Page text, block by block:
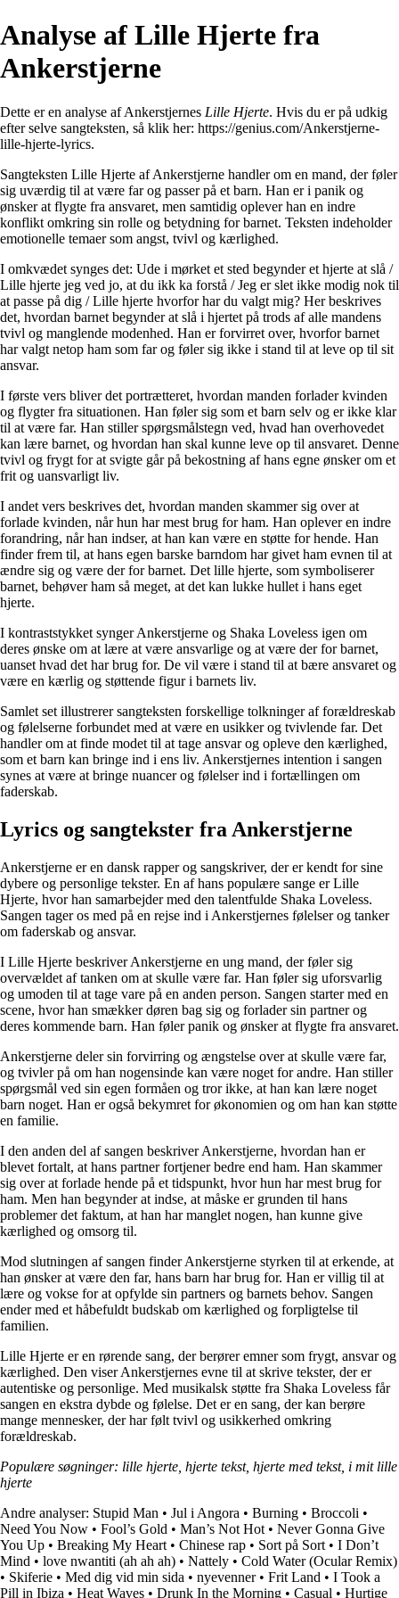
Analyse af Lille Hjerte fra
Ankerstjerne
Dette er en analyse af Ankerstjernes Lille Hjerte. Hvis du er på udkig
efter selve sangteksten, så klik her: https://genius.com/Ankerstjerne-
lille-hjerte-lyrics.
Sangteksten Lille Hjerte af Ankerstjerne handler om en mand, der føler
sig uværdig til at være far og passer på et barn. Han er i panik og
ønsker at flygte fra ansvaret, men samtidig oplever han en indre
konflikt omkring sin rolle og betydning for barnet. Teksten indeholder
emotionelle temaer som angst, tvivl og kærlighed.
I omkvædet synges det: Ude i mørket et sted begynder et hjerte at slå /
Lille hjerte jeg ved jo, at du ikk ka forstå / Jeg er slet ikke modig nok til
at passe på dig / Lille hjerte hvorfor har du valgt mig? Her beskrives
det, hvordan barnet begynder at slå i hjertet på trods af alle mandens
tvivl og manglende modenhed. Han er forvirret over, hvorfor barnet
har valgt netop ham som far og føler sig ikke i stand til at leve op til sit
ansvar.
I første vers bliver det portrætteret, hvordan manden forlader kvinden
og flygter fra situationen. Han føler sig som et barn selv og er ikke klar
til at være far. Han stiller spørgsmålstegn ved, hvad han overhovedet
kan lære barnet, og hvordan han skal kunne leve op til ansvaret. Denne
tvivl og frygt for at svigte går på bekostning af hans egne ønsker om et
frit og uansvarligt liv.
I andet vers beskrives det, hvordan manden skammer sig over at
forlade kvinden, når hun har mest brug for ham. Han oplever en indre
forandring, når han indser, at han kan være en støtte for hende. Han
finder frem til, at hans egen barske barndom har givet ham evnen til at
ændre sig og være der for barnet. Det lille hjerte, som symboliserer
barnet, behøver ham så meget, at det kan lukke hullet i hans eget
hjerte.
I kontraststykket synger Ankerstjerne og Shaka Loveless igen om
deres ønske om at lære at være ansvarlige og at være der for barnet,
uanset hvad det har brug for. De vil være i stand til at bære ansvaret og
være en kærlig og støttende figur i barnets liv.
Samlet set illustrerer sangteksten forskellige tolkninger af forældreskab
og følelserne forbundet med at være en usikker og tvivlende far. Det
handler om at finde modet til at tage ansvar og opleve den kærlighed,
som et barn kan bringe ind i ens liv. Ankerstjernes intention i sangen
synes at være at bringe nuancer og følelser ind i fortællingen om
faderskab.
Lyrics og sangtekster fra Ankerstjerne
Ankerstjerne er en dansk rapper og sangskriver, der er kendt for sine
dybere og personlige tekster. En af hans populære sange er Lille
Hjerte, hvor han samarbejder med den talentfulde Shaka Loveless.
Sangen tager os med på en rejse ind i Ankerstjernes følelser og tanker
om faderskab og ansvar.
I Lille Hjerte beskriver Ankerstjerne en ung mand, der føler sig
overvældet af tanken om at skulle være far. Han føler sig uforsvarlig
og umoden til at tage vare på en anden person. Sangen starter med en
scene, hvor han smækker døren bag sig og forlader sin partner og
deres kommende barn. Han føler panik og ønsker at flygte fra ansvaret.
Ankerstjerne deler sin forvirring og ængstelse over at skulle være far,
og tvivler på om han nogensinde kan være noget for andre. Han stiller
spørgsmål ved sin egen formåen og tror ikke, at han kan lære noget
barn noget. Han er også bekymret for økonomien og om han kan støtte
en familie.
I den anden del af sangen beskriver Ankerstjerne, hvordan han er
blevet fortalt, at hans partner fortjener bedre end ham. Han skammer
sig over at forlade hende på et tidspunkt, hvor hun har mest brug for
ham. Men han begynder at indse, at måske er grunden til hans
problemer det faktum, at han har manglet nogen, han kunne give
kærlighed og omsorg til.
Mod slutningen af sangen finder Ankerstjerne styrken til at erkende, at
han ønsker at være den far, hans barn har brug for. Han er villig til at
lære og vokse for at opfylde sin partners og barnets behov. Sangen
ender med et håbefuldt budskab om kærlighed og forpligtelse til
familien.
Lille Hjerte er en rørende sang, der berører emner som frygt, ansvar og
kærlighed. Den viser Ankerstjernes evne til at skrive tekster, der er
autentiske og personlige. Med musikalsk støtte fra Shaka Loveless får
sangen en ekstra dybde og følelse. Det er en sang, der kan berøre
mange mennesker, der har følt tvivl og usikkerhed omkring
forældreskab.
Populære søgninger: lille hjerte, hjerte tekst, hjerte med tekst, i mit lille
hjerte
Andre analyser: Stupid Man • Jul i Angora • Burning • Broccoli •
Need You Now • Fool’s Gold • Man’s Not Hot • Never Gonna Give
You Up • Breaking My Heart • Chinese rap • Sort på Sort • I Don’t
Mind • ​love nwantiti (ah ah ah) • Nattely • Cold Water (Ocular Remix)
• Skiferie • Med dig vid min sida • ​nyevenner• Frit Land • I Took a
Pill in Ibiza • Heat Waves • Drunk In the Morning • Casual • Hurtige